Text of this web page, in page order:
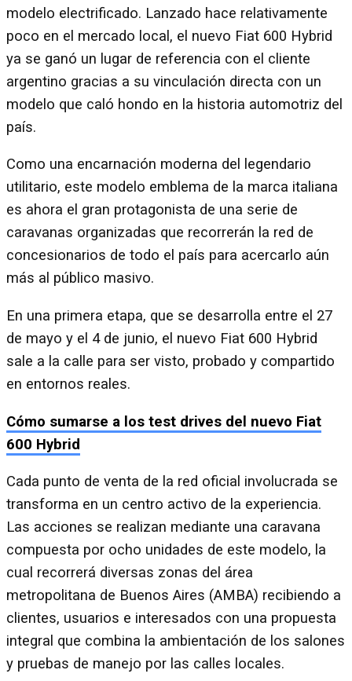
modelo electrificado. Lanzado hace relativamente
poco en el mercado local, el nuevo Fiat 600 Hybrid
ya se ganó un lugar de referencia con el cliente
argentino gracias a su vinculación directa con un
modelo que caló hondo en la historia automotriz del
país.
Como una encarnación moderna del legendario
utilitario, este modelo emblema de la marca italiana
es ahora el gran protagonista de una serie de
caravanas organizadas que recorrerán la red de
concesionarios de todo el país para acercarlo aún
más al público masivo.
En una primera etapa, que se desarrolla entre el 27
de mayo y el 4 de junio, el nuevo Fiat 600 Hybrid
sale a la calle para ser visto, probado y compartido
en entornos reales.
Cómo sumarse a los test drives del nuevo Fiat
600 Hybrid
Cada punto de venta de la red oficial involucrada se
transforma en un centro activo de la experiencia.
Las acciones se realizan mediante una caravana
compuesta por ocho unidades de este modelo, la
cual recorrerá diversas zonas del área
metropolitana de Buenos Aires (AMBA) recibiendo a
clientes, usuarios e interesados con una propuesta
integral que combina la ambientación de los salones
y pruebas de manejo por las calles locales.